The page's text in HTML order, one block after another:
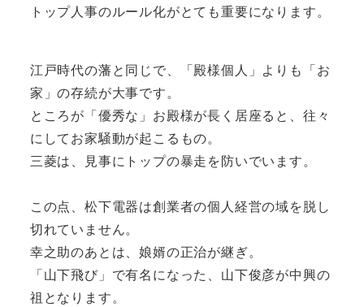
トップ人事のルール化がとても重要になります。
江戸時代の藩と同じで、「殿様個人」よりも「お
家」の存続が大事です。
ところが「優秀な」お殿様が長く居座ると、往々
にしてお家騒動が起こるもの。
三菱は、見事にトップの暴走を防いでいます。
この点、松下電器は創業者の個人経営の域を脱し
切れていません。
幸之助のあとは、娘婿の正治が継ぎ。
「山下飛び」で有名になった、山下俊彦が中興の
祖となります。